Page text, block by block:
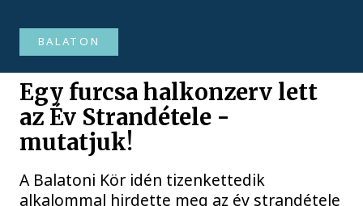
BALATON
Egy furcsa halkonzerv lett
az Év Strandétele -
mutatjuk!
A Balatoni Kör idén tizenkettedik
alkalommal hirdette meg az év strandétele